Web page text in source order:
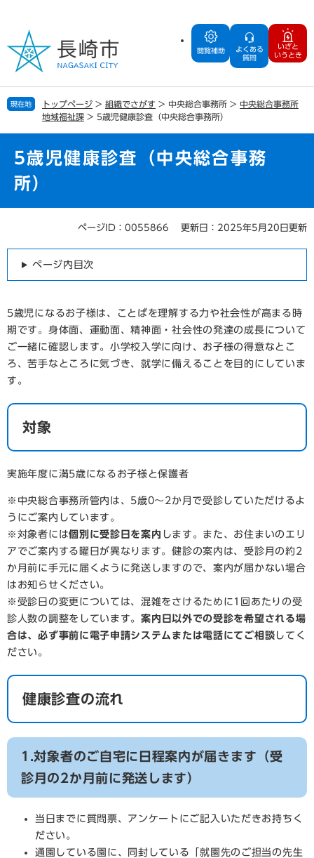
の
で
す
ー
ば
し
閲覧補助
よくある
質問
いざと
いうとき
現在地 トップページ > 組織でさがす > 中央総合事務所 > 中央総合事務所
地域福祉課 > 5歳児健康診査（中央総合事務所）
5歳児健康診査（中央総合事務
所）
ページID：0055866 更新日：2025年5月20日更新
ページ内目次
5歳児になるお子様は、ことばを理解する力や社会性が高まる時
期です。身体面、運動面、精神面・社会性の発達の成長について
ご一緒に確認します。小学校入学に向け、お子様の得意なとこ
ろ、苦手なところに気づき、就学に備えることを目的にしていま
す。
対象
実施年度に満5歳になるお子様と保護者
※中央総合事務所管内は、5歳0～2か月で受診していただけるよ
うにご案内しています。
※対象者には個別に受診日を案内 します。また、お住まいのエリ
アでご案内する曜日が異なります。健診の案内は、受診月の約2
か月前に手元に届くように発送しますので、案内が届かない場合
はお知らせください。
※受診日の変更については、混雑をさけるために1回あたりの受
診人数の調整をしています。案内日以外での受診を希望される場
合は、必ず事前に電子申請システムまたは電話にてご相談 してく
ださい。
健康診査の流れ
​1.対象者のご自宅に日程案内が届きます（受
診月の2か月前に発送します）
当日までに質問票、アンケートにご記入いただきお持ちく
ださい。
通園している園に、同封している「就園先のご担当の先生